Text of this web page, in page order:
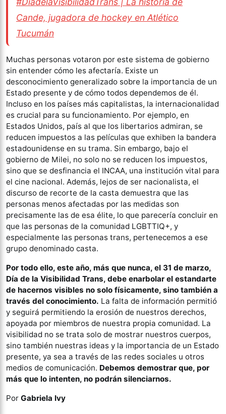
Cande, jugadora de hockey en Atlético
Tucumán
Muchas personas votaron por este sistema de gobierno
sin entender cómo les afectaría. Existe un
desconocimiento generalizado sobre la importancia de un
Estado presente y de cómo todos dependemos de él.
Incluso en los países más capitalistas, la internacionalidad
es crucial para su funcionamiento. Por ejemplo, en
Estados Unidos, país al que los libertarios admiran, se
reducen impuestos a las películas que exhiben la bandera
estadounidense en su trama. Sin embargo, bajo el
gobierno de Milei, no solo no se reducen los impuestos,
sino que se desfinancia el INCAA, una institución vital para
el cine nacional. Además, lejos de ser nacionalista, el
discurso de recorte de la casta demuestra que las
personas menos afectadas por las medidas son
precisamente las de esa élite, lo que parecería concluir en
que las personas de la comunidad LGBTTIQ+, y
especialmente las personas trans, pertenecemos a ese
grupo denominado casta.
Por todo ello, este año, más que nunca, el 31 de marzo,
Día de la Visibilidad Trans, debe enarbolar el estandarte
de hacernos visibles no solo físicamente, sino también a
través del conocimiento. La falta de información permitió
y seguirá permitiendo la erosión de nuestros derechos,
apoyada por miembros de nuestra propia comunidad. La
visibilidad no se trata solo de mostrar nuestros cuerpos,
sino también nuestras ideas y la importancia de un Estado
presente, ya sea a través de las redes sociales u otros
medios de comunicación. Debemos demostrar que, por
más que lo intenten, no podrán silenciarnos.
Por Gabriela Ivy